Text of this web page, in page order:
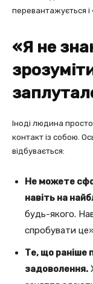
перевантажується і
«Я не
Іноді людина
контакт із собою.
відбувається:
Не можете
навіть на
будь-якого.
спробувати
Те, що раніше
задоволення.